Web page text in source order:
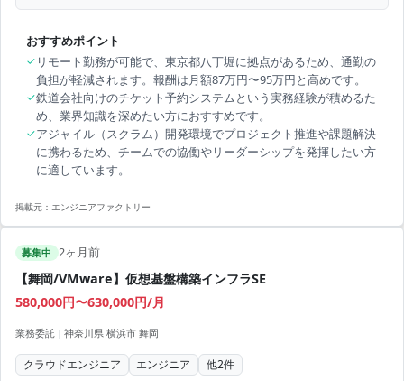
おすすめポイント
✓ リモート勤務が可能で、東京都八丁堀に拠点があるため、通勤の
負担が軽減されます。報酬は月額87万円〜95万円と高めです。
✓鉄道会社向けのチケット予約システムという実務経験が積めるた
め、業界知識を深めたい方におすすめです。
✓アジャイル（スクラム）開発環境でプロジェクト推進や課題解決
に携わるため、チームでの協働やリーダーシップを発揮したい方
に適しています。
掲載元： エンジニアファクトリー
募集中 2ヶ月前
【舞岡/VMware】仮想基盤構築インフラSE
580,000円〜630,000円/月
業務委託 | 神奈川県 横浜市 舞岡
クラウドエンジニア エンジニア 他2件